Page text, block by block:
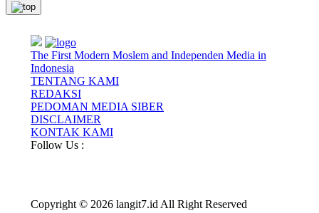
The First Modern Moslem and Independen Media in
Indonesia
TENTANG KAMI
REDAKSI
PEDOMAN MEDIA SIBER
DISCLAIMER
KONTAK KAMI
Follow Us :
Copyright © 2026 langit7.id All Right Reserved